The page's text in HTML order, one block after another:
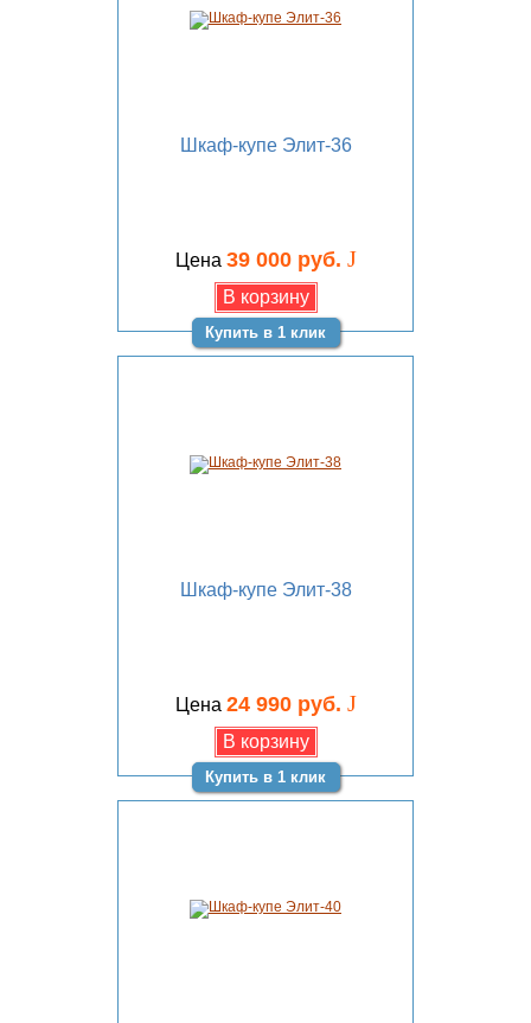
Шкаф-купе Элит-36
Цена 39 000 руб. J
Купить в 1 клик
Шкаф-купе Элит-38
Цена 24 990 руб. J
Купить в 1 клик